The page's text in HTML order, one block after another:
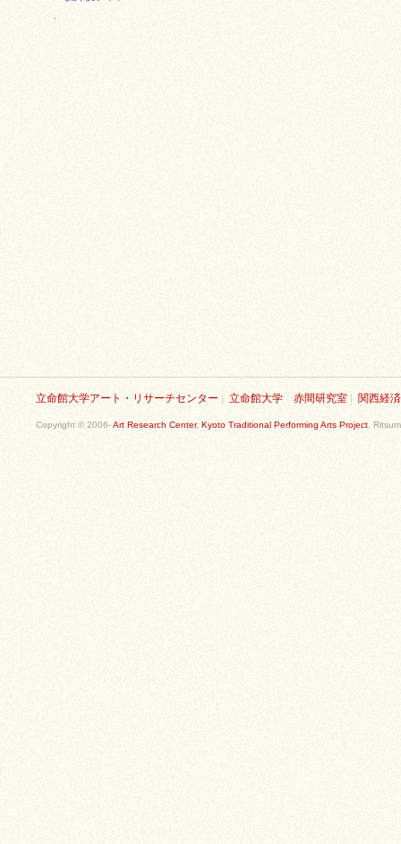
.
立命館大学アート・リサーチセンター 立命館大学 赤間研究室 関西経
Copyright © 2006-Art Research Center, Kyoto Traditional Performing Arts Project ,